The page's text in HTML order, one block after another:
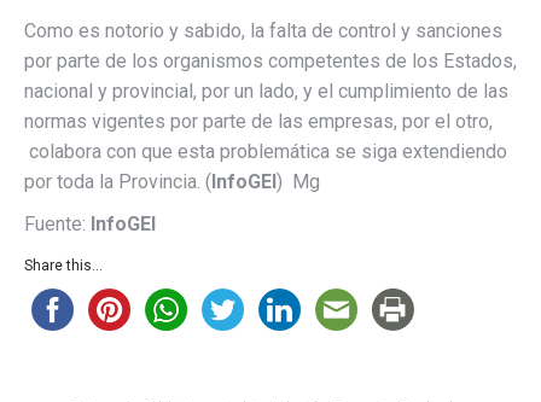
Como es notorio y sabido, la falta de control y sanciones
por parte de los organismos competentes de los Estados,
nacional y provincial, por un lado, y el cumplimiento de las
normas vigentes por parte de las empresas, por el otro,
colabora con que esta problemática se siga extendiendo
por toda la Provincia. (InfoGEI) Mg
Fuente: InfoGEI
Share this...